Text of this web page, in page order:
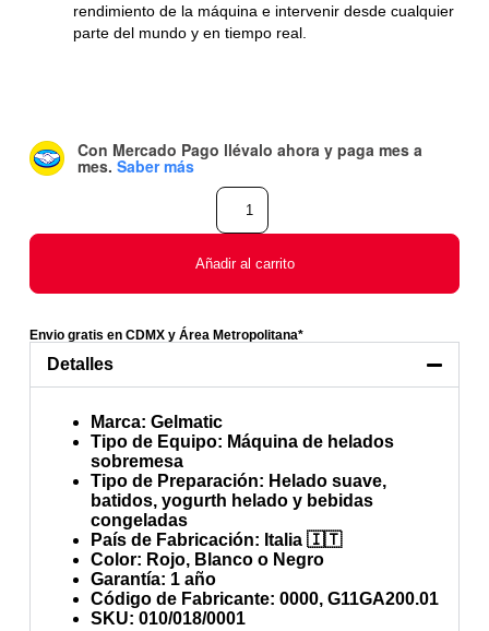
rendimiento de la máquina e intervenir desde cualquier
parte del mundo y en tiempo real.
Con Mercado Pago llévalo ahora y paga mes a
mes. Saber más
Añadir al carrito
Envio gratis en CDMX y Área Metropolitana*
Detalles
Marca: Gelmatic
Tipo de Equipo: Máquina de helados
sobremesa
Tipo de Preparación: Helado suave,
batidos, yogurth helado y bebidas
congeladas
País de Fabricación: Italia 🇮🇹
Color: Rojo, Blanco o Negro
Garantía: 1 año
Código de Fabricante: 0000, G11GA200.01
SKU: 010/018/0001